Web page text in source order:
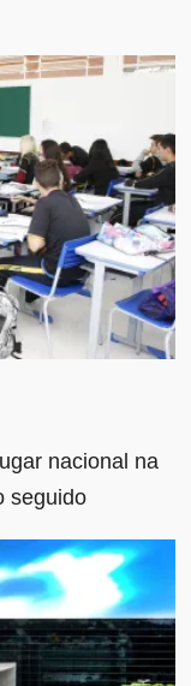
nacional na
seguido